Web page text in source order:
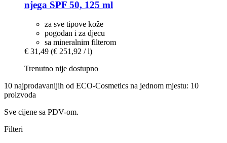
njega SPF 50, 125 ml
za sve tipove kože
pogodan i za djecu
sa mineralnim filterom
€ 31,49 (€ 251,92 / l)
Trenutno nije dostupno
10 najprodavanijih od ECO-Cosmetics na jednom mjestu: 10
proizvoda
Sve cijene sa PDV-om.
Filteri